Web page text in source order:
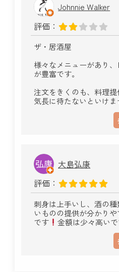
Johnnie Walker
評価：
ザ・居酒屋
様々なメニューがあり
が豊富です。
注文をきくのも、料理提
気長に待たないといけま
大島弘康
評価：
刺身は上手いし、酒の
いものの提供が分かり
です
金額は少々高い